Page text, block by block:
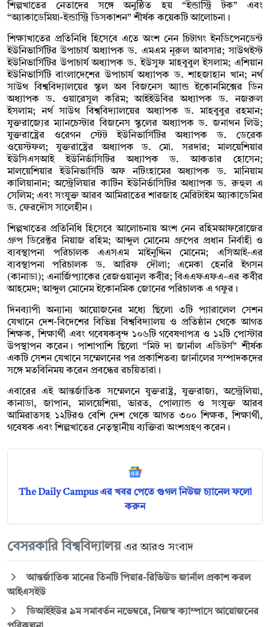
শিল্পখাতের নেতাদের সঙ্গে অনুষ্ঠিত হয় “ইন্ডাস্ট্রি টক” এবং
“অ্যাকাডেমিয়া-ইন্ডাস্ট্রি ডিসকাশন” শীর্ষক কয়েকটি আলোচনা।
শিক্ষাখাতের প্রতিনিধি হিসেবে এতে অংশ নেন চিটাগং ইনডিপেনডেন্ট
ইউনিভার্সিটির উপাচার্য অধ্যাপক ড. এমএম নূরুল আবসার; সাউথইস্ট
ইউনিভার্সিটির উপাচার্য অধ্যাপক ড. ইউসুফ মাহবুবুল ইসলাম; এশিয়ান
ইউনিভার্সিটি বাংলাদেশের উপাচার্য অধ্যাপক ড. শাহজাহান খান; নর্থ
সাউথ বিশ্ববিদ্যালয়ের স্কুল অব বিজনেস অ্যান্ড ইকোনমিক্সের ডিন
অধ্যাপক ড. ওয়ারেসুল করিম; আইইউবির অধ্যাপক ড. নজরুল
ইসলাম; নর্থ সাউথ বিশ্ববিদ্যালয়ের অধ্যাপক ড. মাহবুবুর রহমান;
যুক্তরাজ্যের ম্যানচেস্টার বিজনেস স্কুলের অধ্যাপক ড. জনাথন লিউ;
যুক্তরাষ্ট্রের ওরেগন স্টেট ইউনিভার্সিটির অধ্যাপক ড. ডেরেক
ওয়েস্টফল; যুক্তরাষ্ট্রের অধ্যাপক ড. মো. সরদার; মালয়েশিয়ার
ইউসিএসআই ইউনির্ভাসিটির অধ্যাপক ড. আকতার হোসেন;
মালয়েশিয়ার ইউনিভার্সিটি অফ নটিংহামের অধ্যাপক ড. মানিয়াম
কালিয়ানান; অস্ট্রেলিয়ার কার্টিন ইউনির্ভাসিটির অধ্যাপক ড. রুহুল এ
সেলিম; এবং সংযু্ক্ত আরব আমিরাতের শারজাহ মেরিটাইম অ্যাকাডেমির
ড. ফেরদৌস সালেহীন।
শিল্পখাতের প্রতিনিধি হিসেবে আলোচনায় অংশ নেন রহিমআফরোজের
গ্রুপ ডিরেক্টর নিয়াজ রহিম; আব্দুল মোনেম গ্রুপের প্রধান নির্বাহী ও
ব্যবস্থাপনা পরিচালক এএসএম মাইনুদ্দিন মোনেম; এসিআই-এর
ব্যবস্থাপনা পরিচালক ড. আরিফ দৌলা; এমেকা হেনরি ইগসন
(কানাডা); এনার্জিপ্যাকের রেজওয়ানুল কবীর; বিএএফএফএ-এর কবীর
আহমেদ; আব্দুল মোনেম ইকোনমিক জোনের পরিচালক এ গফুর।
দিনব্যাপী অন্যান্য আয়োজনের মধ্যে ছিলো ৩টি প্যারালেল সেশন
যেখানে দেশ-বিদেশের বিভিন্ন বিশ্ববিদ্যালয় ও প্রতিষ্ঠান থেকে আগত
শিক্ষক, শিক্ষার্থী এবং গবেষকবৃন্দ ১০৬টি গবেষণাপত্র ও ১২টি পোস্টার
উপস্থাপন করেন। পাশাপাশি ছিলো “মিট দা জার্নাল এডিটর্স” শীর্ষক
একটি সেশন যেখানে সম্মেলনের পর প্রকাশিতব্য জার্নালের সম্পাদকদের
সঙ্গে মতবিনিময় করেন প্রবন্ধের রচয়িতারা।
এবারের এই আন্তর্জাতিক সম্মেলনে যুক্তরাষ্ট্র, যুক্তরাজ্য, অস্ট্রেলিয়া,
কানাডা, জাপান, মালয়েশিয়া, ভারত, পোল্যান্ড ও সংযুক্ত আরব
আমিরাতসহ ১২টিরও বেশি দেশ থেকে আগত ৩০০ শিক্ষক, শিক্ষার্থী,
গবেষক এবং শিল্পখাতের নেতৃস্থানীয় ব্যক্তিরা অংশগ্রহণ করেন।
The Daily Campus এর খবর পেতে গুগল নিউজ চ্যানেল ফলো
করুন
বেসরকারি বিশ্ববিদ্যালয় এর আরও সংবাদ
আন্তর্জাতিক মানের তিনটি পিয়ার-রিভিউড জার্নাল প্রকাশ করল
আইএসইউ
ডিআইইউর ৯ম সমাবর্তন নভেম্বরে, নিজস্ব ক্যাম্পাসে আয়োজনের